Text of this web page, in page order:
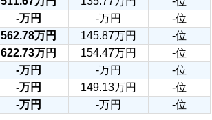
-万円 -万円 -位
562.78万円 145.87万円 -位
622.73万円 154.47万円 -位
-万円 -万円 -位
-万円 149.13万円 -位
-万円 -万円 -位